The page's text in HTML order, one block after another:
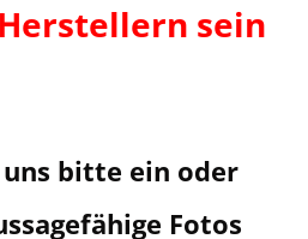
sein
uns bitte ein oder
Fotos